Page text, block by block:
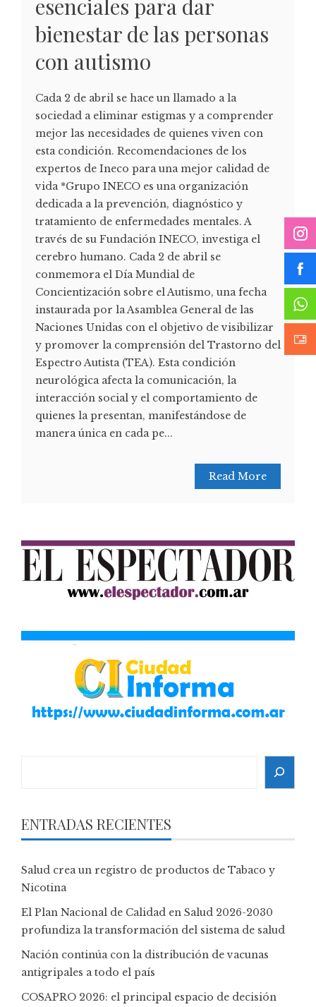
esenciales para dar
bienestar de las personas
con autismo
Cada 2 de abril se hace un llamado a la
sociedad a eliminar estigmas y a comprender
mejor las necesidades de quienes viven con
esta condición. Recomendaciones de los
expertos de Ineco para una mejor calidad de
vida *Grupo INECO es una organización
dedicada a la prevención, diagnóstico y
tratamiento de enfermedades mentales. A
través de su Fundación INECO, investiga el
cerebro humano. Cada 2 de abril se
conmemora el Día Mundial de
Concientización sobre el Autismo, una fecha
instaurada por la Asamblea General de las
Naciones Unidas con el objetivo de visibilizar
y promover la comprensión del Trastorno del
Espectro Autista (TEA). Esta condición
neurológica afecta la comunicación, la
interacción social y el comportamiento de
quienes la presentan, manifestándose de
manera única en cada pe...
Read More
ENTRADAS RECIENTES
Salud crea un registro de productos de Tabaco y
Nicotina
El Plan Nacional de Calidad en Salud 2026-2030
profundiza la transformación del sistema de salud
Nación continúa con la distribución de vacunas
antigripales a todo el país
COSAPRO 2026: el principal espacio de decisión